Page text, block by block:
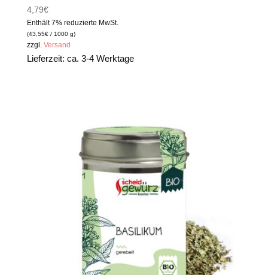
4,79€
Enthält 7% reduzierte MwSt.
(43,55€/ 1000 g)
zzgl. Versand
Lieferzeit: ca. 3-4 Werktage